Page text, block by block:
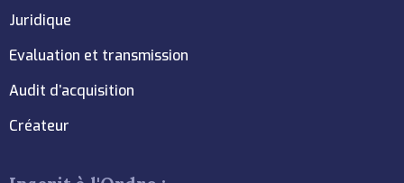
Juridique
Evaluation et transmission
Audit d’acquisition
Créateur